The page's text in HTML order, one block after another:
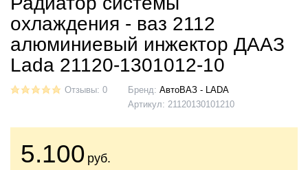
охлаждения - ваз 2112
алюминиевый инжектор ДААЗ
Lada 21120-1301012-10
Отзывы: 0 Бренд: АвтоВАЗ - LADA
Артикул: 21120130101210
5.100 руб.